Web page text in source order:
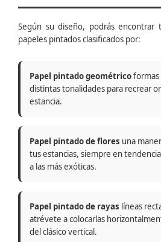
Según su diseño, podrás encontrar
papeles pintados clasificados por:
Papel pintado geométricoformas
distintas tonalidades para recrear
estancia.
Papel pintado de flores una
tus estancias, siempre en
a las más exóticas.
Papel pintado de rayas líneas
atrévete a colocarlas
del clásico vertical.